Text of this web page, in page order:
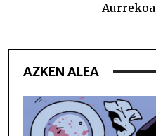
Aurrekoa
AZKEN ALEA